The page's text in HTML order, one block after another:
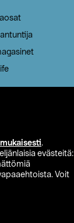
.
evästeitä:
Voit